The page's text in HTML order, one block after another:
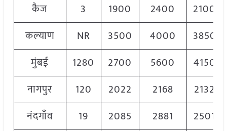
कैज 3 1900 2400
2100
कल्याण
NR 3500 4000
3850
मुंबई
1280 2700 5600
4150
नागपुर
120 2022 2168
2132
नंदगाँव
19 2085 2881
2501